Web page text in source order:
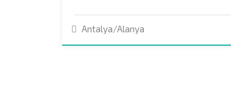
Antalya/Alanya